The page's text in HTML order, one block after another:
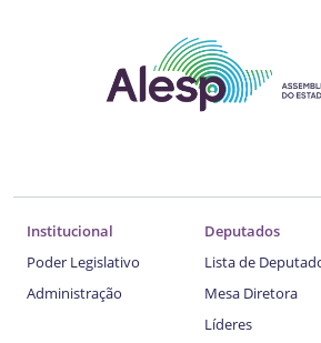
Institucional
Poder Legislativo
Administração
Deputados
Lista de
Mesa Diretora
Líderes